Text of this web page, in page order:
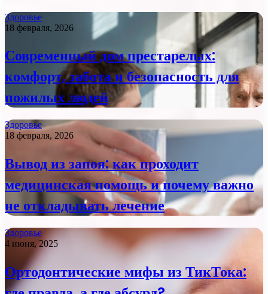
Здоровье
18 февраля, 2026
Современный дом престарелых:
комфорт, забота и безопасность для
пожилых людей
Здоровье
18 февраля, 2026
Вывод из запоя: как проходит
медицинская помощь и почему важно
не откладывать лечение
Здоровье
4 июня, 2025
Ортодонтические мифы из ТикТока: